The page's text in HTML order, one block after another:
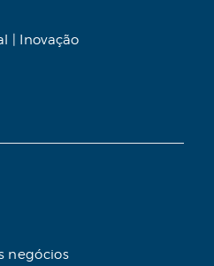
| Inovação
negócios